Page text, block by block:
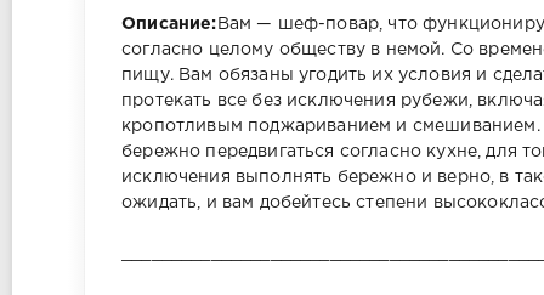
Описание: Вам — шеф-повар, что
согласно целому обществу в немой. Со
пищу. Вам обязаны угодить их условия и
протекать все без исключения рубежи,
кропотливым поджариванием и смешиванием.
бережно передвигаться согласно кухне, для
исключения выполнять бережно и верно, в
ожидать, и вам добейтесь степени